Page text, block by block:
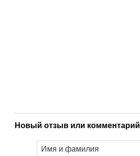
Новый отзыв или комментарий